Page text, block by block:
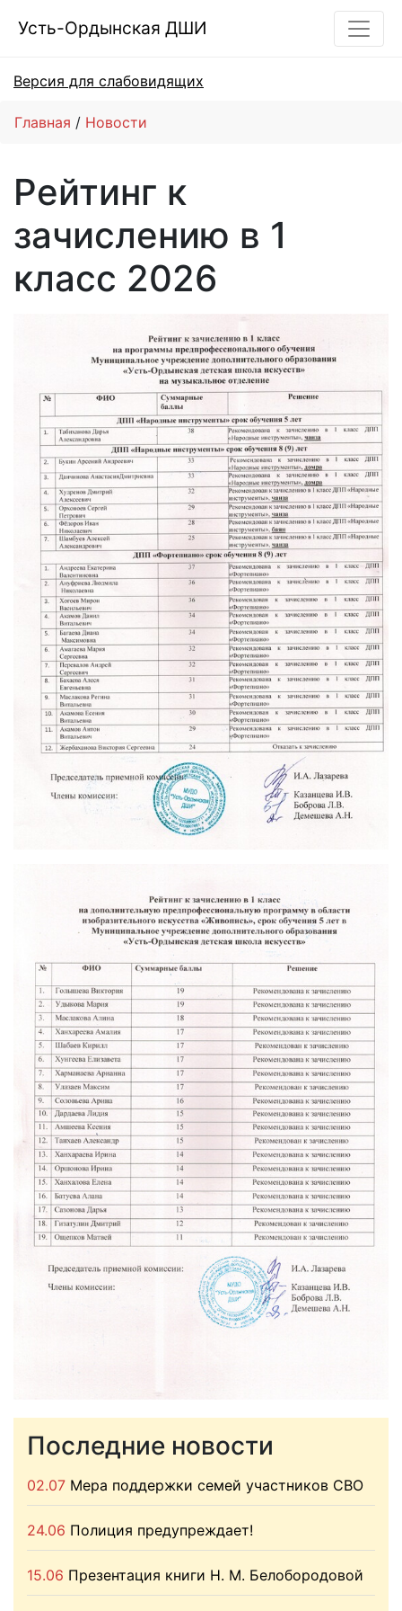
Усть-Ордынская ДШИ
Версия для слабовидящих
Главная Новости
Рейтинг к
зачислению в 1
класс 2026
Последние новости
02.07 Мера поддержки семей участников СВО
24.06 Полиция предупреждает!
15.06 Презентация книги Н. М. Белобородовой